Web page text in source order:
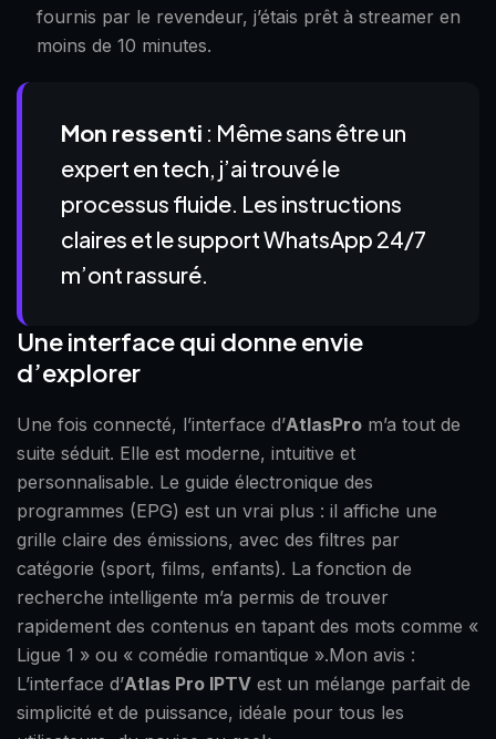
fournis par le revendeur, j’étais prêt à streamer en
moins de 10 minutes.
Mon ressenti : Même sans être un
expert en tech, j’ai trouvé le
processus fluide. Les instructions
claires et le support WhatsApp 24/7
m’ont rassuré.
Une interface qui donne envie
d’explorer
Une fois connecté, l’interface d’AtlasPro m’a tout de
suite séduit. Elle est moderne, intuitive et
personnalisable. Le guide électronique des
programmes (EPG) est un vrai plus : il affiche une
grille claire des émissions, avec des filtres par
catégorie (sport, films, enfants). La fonction de
recherche intelligente m’a permis de trouver
rapidement des contenus en tapant des mots comme «
Ligue 1 » ou « comédie romantique ».Mon avis :
L’interface d’Atlas Pro IPTV est un mélange parfait de
simplicité et de puissance, idéale pour tous les